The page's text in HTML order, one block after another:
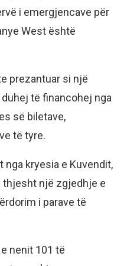
i emergjencave për
West është
prezantuar si një
të financohej nga
së biletave,
të tyre.
nga kryesia e Kuvendit,
thjesht një zgjedhje e
i parave të
nenit 101 të